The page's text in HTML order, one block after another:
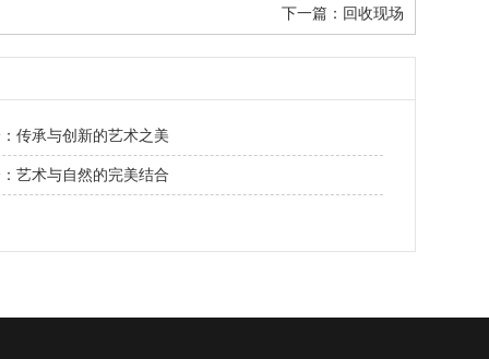
下一篇： 回收现场
传承与创新的艺术之美
艺术与自然的完美结合